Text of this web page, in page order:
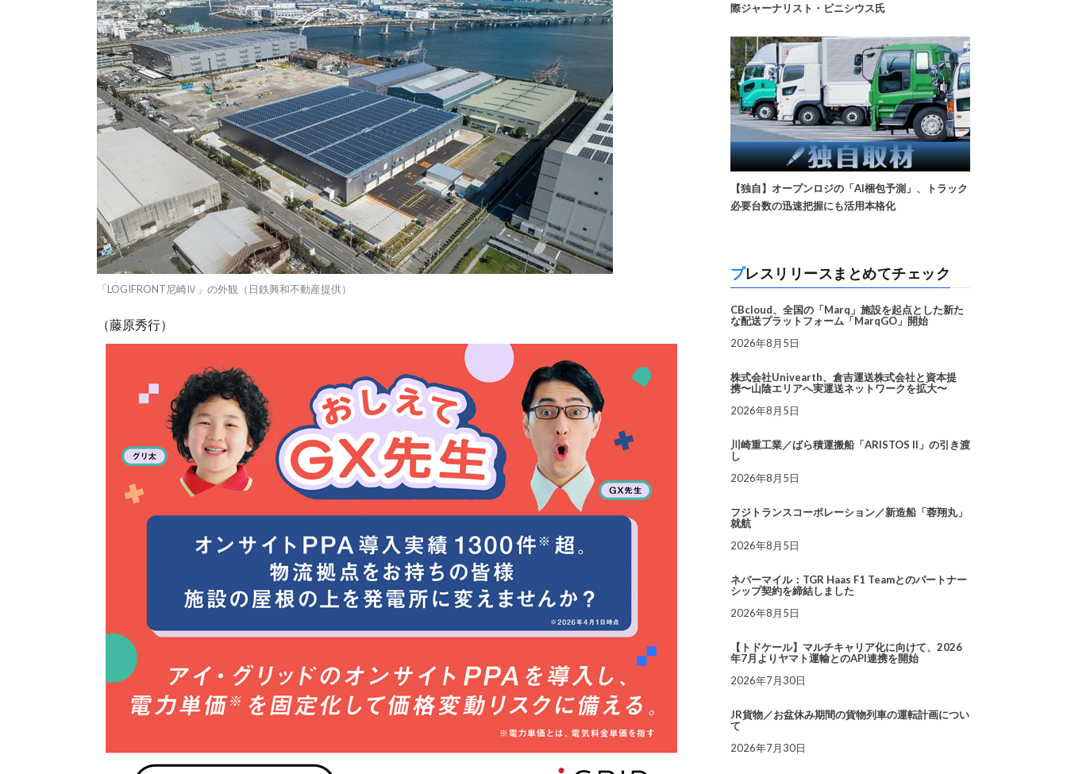
「LOGIFRONT尼崎Ⅳ」の外観（日鉄興和不動産提供）
（藤原秀行）
際ジャーナリスト・ビニシウス氏
【独自】オープンロジの「AI梱包予測」、トラック
必要台数の迅速把握にも活用本格化
プレスリリースまとめてチェック
CBcloud、全国の「Marq」施設を起点とした新た
な配送プラットフォーム「MarqGO」開始
2026年8月5日
株式会社Univearth、倉吉運送株式会社と資本提
携〜山陰エリアへ実運送ネットワークを拡大〜
2026年8月5日
川崎重工業／ばら積運搬船「ARISTOS II」の引き渡
し
2026年8月5日
フジトランスコーポレーション／新造船「蓉翔丸」
就航
2026年8月5日
ネバーマイル：TGR Haas F1 Teamとのパートナー
シップ契約を締結しました
2026年8月5日
【トドケール】マルチキャリア化に向けて、2026
年7月よりヤマト運輸とのAPI連携を開始
2026年7月30日
JR貨物／お盆休み期間の貨物列車の運転計画につい
て
2026年7月30日